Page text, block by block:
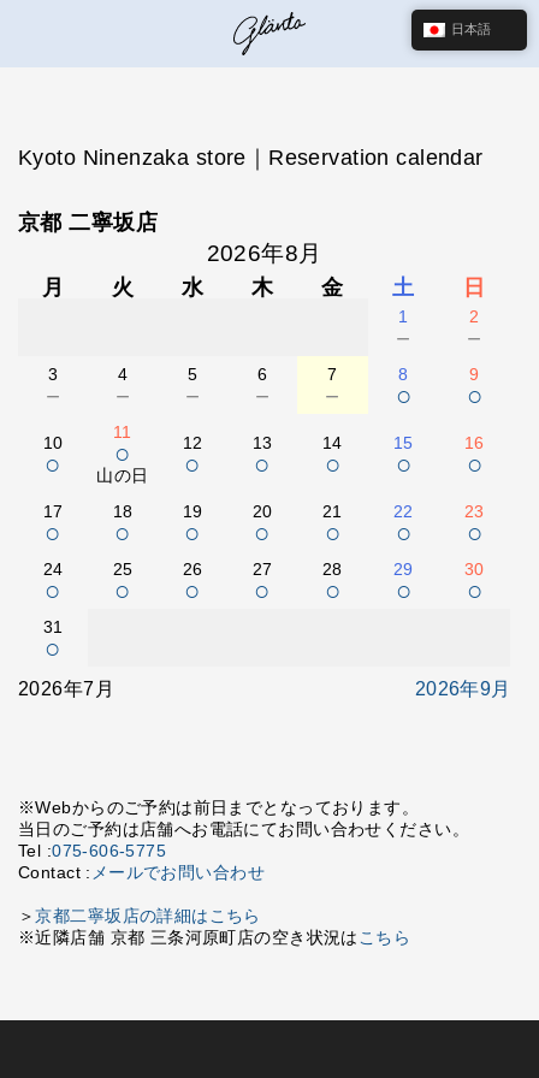
Kyoto Ninenzaka store｜Reservation calendar
京都 二寧坂店
2026年8月
月 火 水 木 金 土 日
1
－
2
－
3
－
4
－
5
－
6
－
7
－
8
○
9
○
10
○
11
○
山の日
12
○
13
○
14
○
15
○
16
○
17
○
18
○
19
○
20
○
21
○
22
○
23
○
24
○
25
○
26
○
27
○
28
○
29
○
30
○
31
○
2026年7月 2026年9月
※Webからのご予約は前日までとなっております。
当日のご予約は店舗へお電話にてお問い合わせください。
Tel :075-606-5775
Contact : メールでお問い合わせ
＞京都二寧坂店の詳細はこちら
※近隣店舗 京都 三条河原町店の空き状況は こちら
日本語